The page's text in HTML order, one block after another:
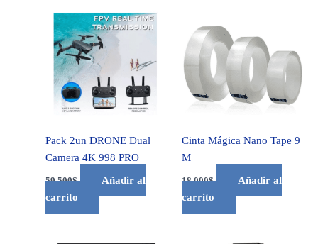
Pack 2un DRONE Dual
Camera 4K 998 PRO
59.500$
Añadir al
carrito
Cinta Mágica Nano Tape 9
M
18.000$
Añadir al
carrito